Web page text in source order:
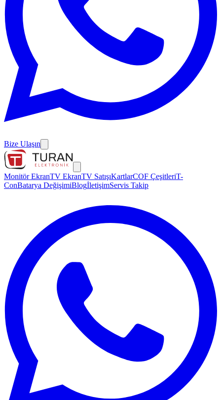
Bize Ulaşın
Monitör EkranTV EkranTV SatışıKartlarCOF ÇeşitleriT-
ConBatarya DeğişimiBlogİletişimServis Takip